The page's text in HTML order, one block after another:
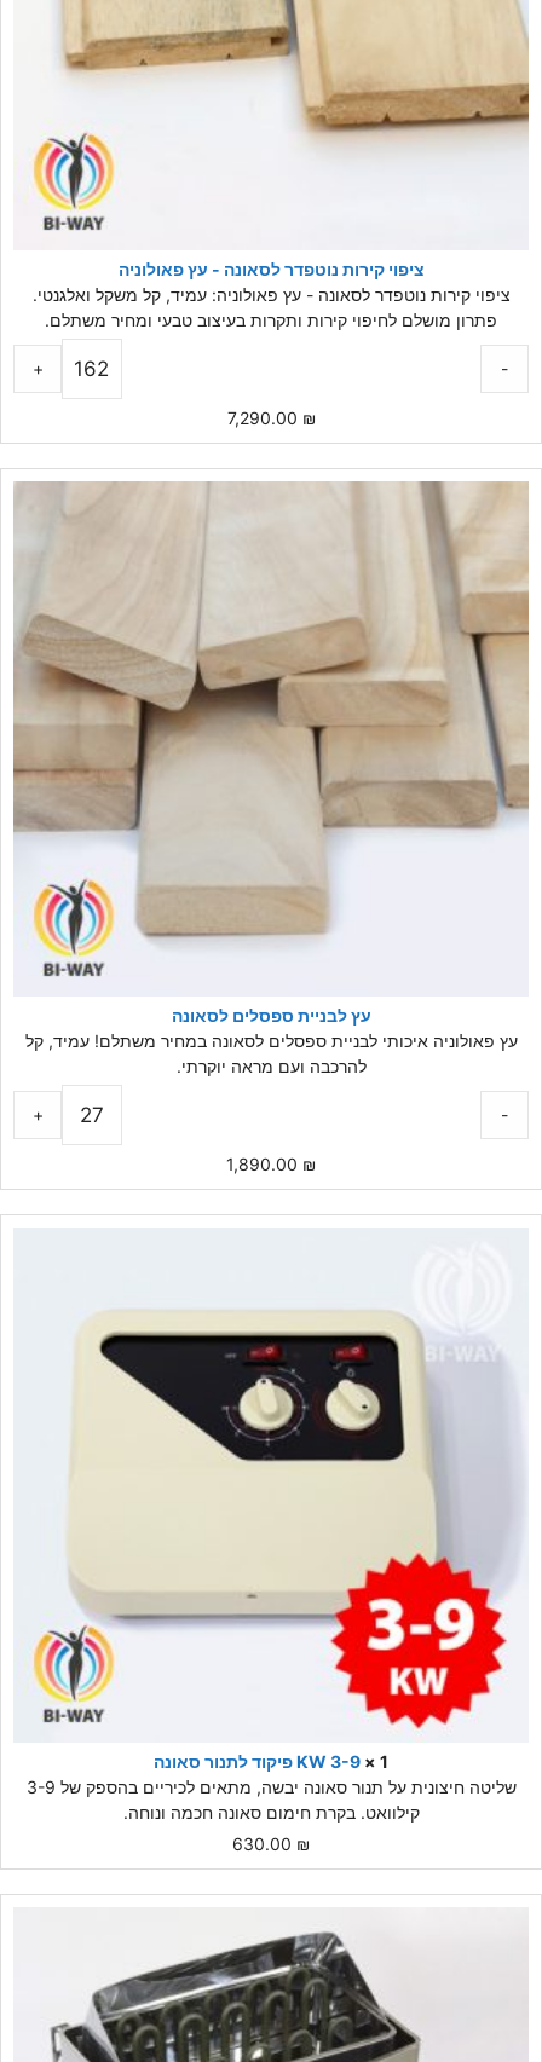
ציפוי קירות נוטפדר לסאונה - עץ פאולוניה
ציפוי קירות נוטפדר לסאונה - עץ פאולוניה: עמיד, קל משקל ואלגנטי.
פתרון מושלם לחיפוי קירות ותקרות בעיצוב טבעי ומחיר משתלם.
-
+
7,290.00 ₪
עץ לבניית ספסלים לסאונה
עץ פאולוניה איכותי לבניית ספסלים לסאונה במחיר משתלם! עמיד, קל
להרכבה ועם מראה יוקרתי.
-
+
1,890.00 ₪
1 ×
3-9 KW פיקוד לתנור סאונה
שליטה חיצונית על תנור סאונה יבשה, מתאים לכיריים בהספק של 3-9
קילוואט. בקרת חימום סאונה חכמה ונוחה.
630.00 ₪